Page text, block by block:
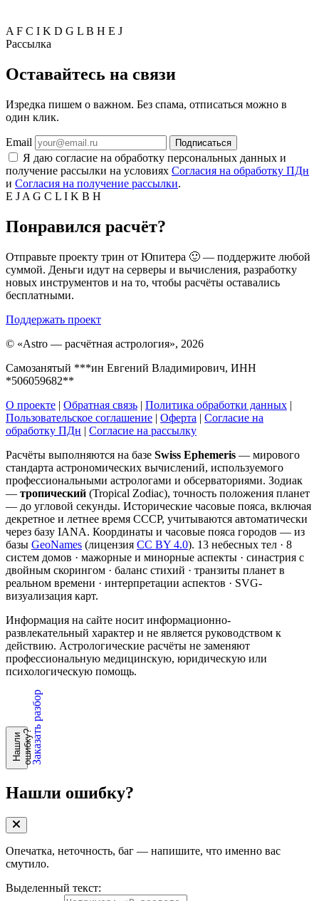
A F C I K D G L B H E J
Рассылка
Оставайтесь на связи
Изредка пишем о важном. Без спама, отписаться можно в
один клик.
Email Подписаться
Я даю согласие на обработку персональных данных и
получение рассылки на условиях Согласия на обработку ПДн
и Согласия на получение рассылки.
E J A G C L I K B H
Понравился расчёт?
Отправьте проекту трин от Юпитера 🙂 — поддержите любой
суммой. Деньги идут на серверы и вычисления, разработку
новых инструментов и на то, чтобы расчёты оставались
бесплатными.
Поддержать проект
© «Astro — расчётная астрология», 2026
Самозанятый ***ин Евгений Владимирович, ИНН
*506059682**
О проекте | Обратная связь | Политика обработки данных |
Пользовательское соглашение | Оферта | Согласие на
обработку ПДн | Согласие на рассылку
Расчёты выполняются на базе Swiss Ephemeris — мирового
стандарта астрономических вычислений, используемого
профессиональными астрологами и обсерваториями. Зодиак
— тропический (Tropical Zodiac), точность положения планет
— до угловой секунды. Исторические часовые пояса, включая
декретное и летнее время СССР, учитываются автоматически
через базу IANA. Координаты и часовые пояса городов — из
базы GeoNames (лицензия CC BY 4.0). 13 небесных тел · 8
систем домов · мажорные и минорные аспекты · синастрия с
двойным скорингом · баланс стихий · транзиты планет в
реальном времени · интерпретации аспектов · SVG-
визуализация карт.
Информация на сайте носит информационно-
развлекательный характер и не является руководством к
действию. Астрологические расчёты не заменяют
профессиональную медицинскую, юридическую или
психологическую помощь.
Н
а
ш
л
и
о
ш
и
б
к
у?Заказать разбор
Нашли ошибку?
Опечатка, неточность, баг — напишите, что именно вас
смутило.
Выделенный текст: